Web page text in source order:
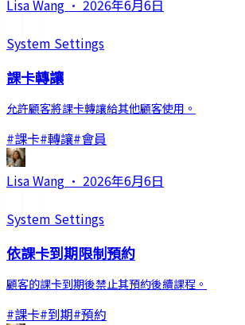
Lisa Wang · 2026年6月6日
System Settings
課卡轉讓
允許顧客將課卡轉讓給其他顧客使用。
#課卡#轉讓#會員
Lisa Wang · 2026年6月6日
System Settings
依課卡到期限制預約
顧客的課卡到期後禁止其預約後續課程。
#課卡#到期#預約